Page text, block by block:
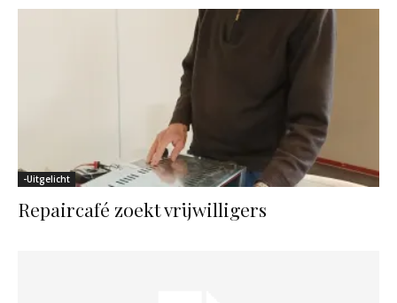
-Uitgelicht
Repaircafé zoekt vrijwilligers